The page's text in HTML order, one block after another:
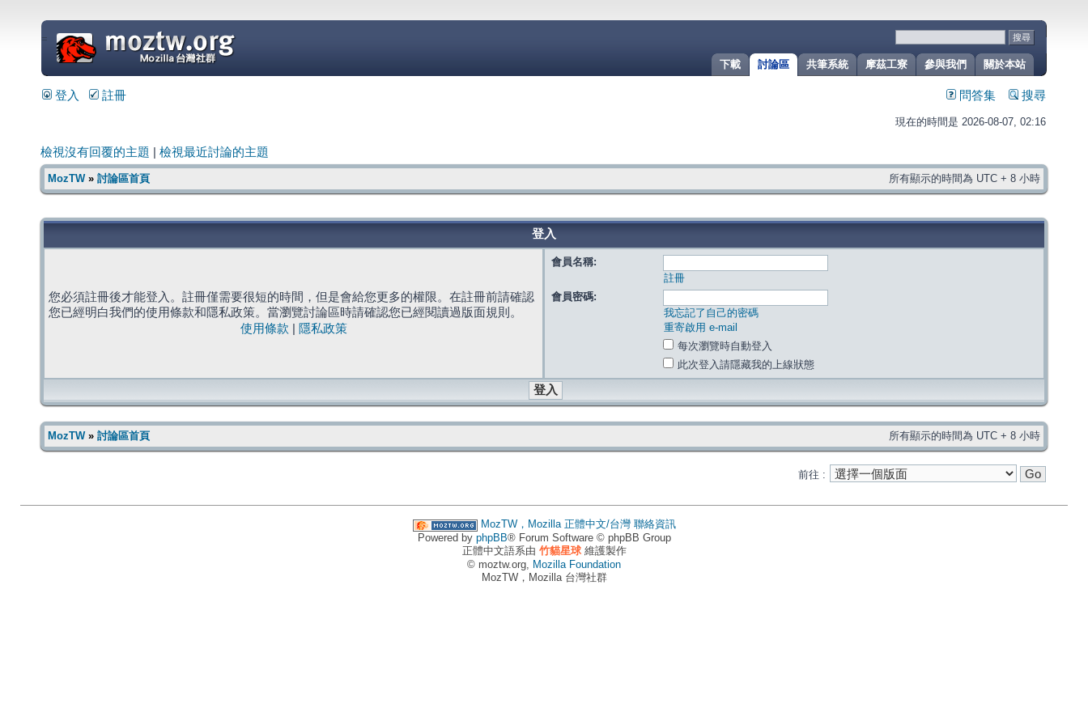
關於本站
參與我們
摩茲工寮
共筆系統
討論區
下載
=
登入 註冊 問答集 搜尋
現在的時間是 2026-08-07, 02:16
檢視沒有回覆的主題 檢視最近討論的主題
MozTW» 討論區首頁 所有顯示的時間為 UTC + 8 小時
登入
您必須註冊後才能登入。註冊僅需要很短的時間，但是會給您更多的權限。在註冊前請確認
您已經明白我們的使用條款和隱私政策。當瀏覽討論區時請確認您已經閱讀過版面規則。
使用條款
隱私政策
會員名稱:
註冊
會員密碼:
我忘記了自己的密碼
重寄啟用 e-mail
每次瀏覽時自動登入
此次登入請隱藏我的上線狀態
MozTW» 討論區首頁 所有顯示的時間為 UTC + 8 小時
前往 :
MozTW，Mozilla 正體中文/台灣 聯絡資訊
Powered by phpBB® Forum Software © phpBB Group
正體中文語系由 竹貓星球維護製作
© moztw.org, Mozilla Foundation
MozTW，Mozilla 台灣社群